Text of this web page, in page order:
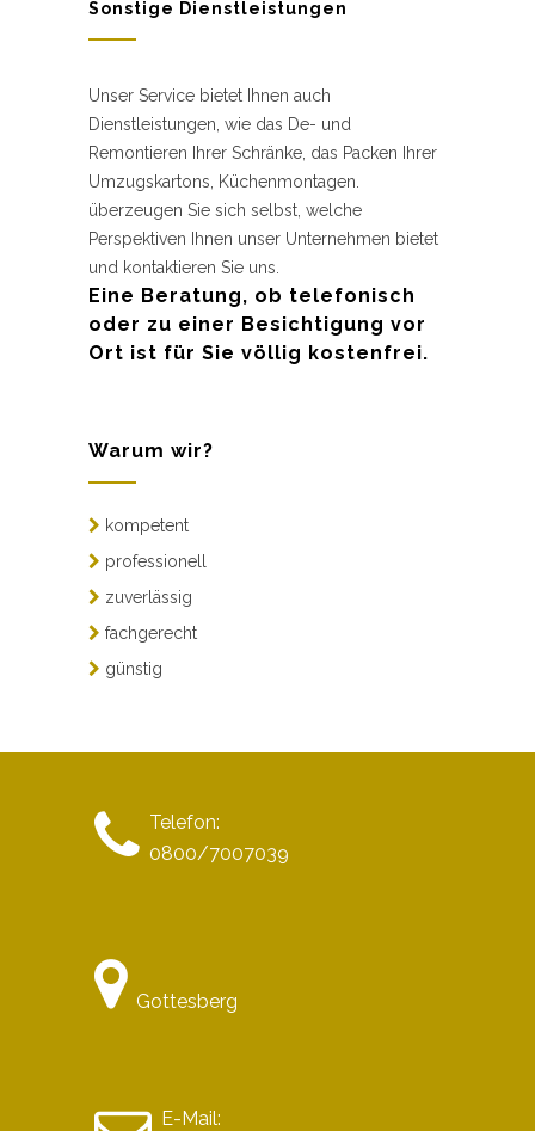
Sonstige Dienstleistungen
Unser Service bietet Ihnen auch
Dienstleistungen, wie das De- und
Remontieren Ihrer Schränke, das Packen Ihrer
Umzugskartons, Küchenmontagen.
überzeugen Sie sich selbst, welche
Perspektiven Ihnen unser Unternehmen bietet
und kontaktieren Sie uns.
Eine Beratung, ob telefonisch
oder zu einer Besichtigung vor
Ort ist für Sie völlig kostenfrei.
Warum wir?
kompetent
professionell
zuverlässig
fachgerecht
günstig
Telefon:
0800/7007039
Gottesberg
E-Mail: